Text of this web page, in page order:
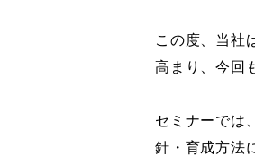
この度、当社
高まり、今回
セミナーでは
針・育成方法